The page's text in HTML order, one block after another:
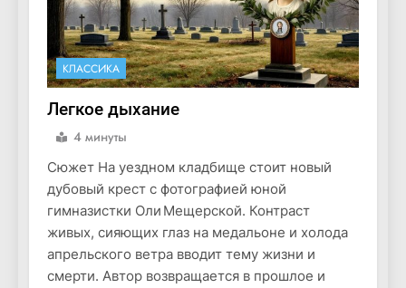
КЛАССИКА
Легкое дыхание
4 минуты
Сюжет На уездном кладбище стоит новый
дубовый крест с фотографией юной
гимназистки Оли Мещерской. Контраст
живых, сияющих глаз на медальоне и холода
апрельского ветра вводит тему жизни и
смерти. Автор возвращается в прошлое и